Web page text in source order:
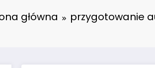
główna przygotowanie